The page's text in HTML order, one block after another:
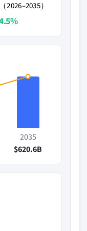
（2026–2035）
2035
$620.6B